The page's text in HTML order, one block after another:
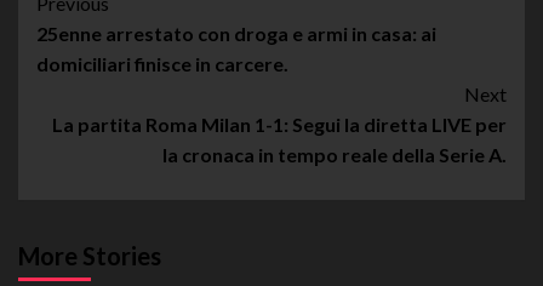
Navigation
25enne arrestato con droga e armi in casa: ai
domiciliari finisce in carcere.
Next
La partita Roma Milan 1-1: Segui la diretta LIVE per
la cronaca in tempo reale della Serie A.
More Stories